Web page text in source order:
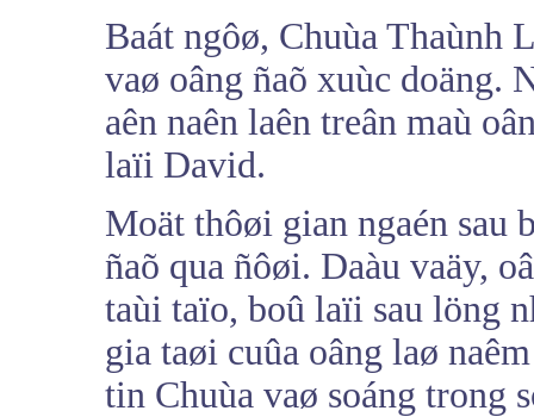
Baát ngôø, Chuùa Thaùnh
vaø oâng ñaõ xuùc doäng.
aên naên laên treân maù
laïi David.
Moät thôøi gian ngaén sau
ñaõ qua ñôøi. Daàu vaäy,
taùi taïo, boû laïi sau löng
gia taøi cuûa oâng laø
tin Chuùa vaø soáng trong